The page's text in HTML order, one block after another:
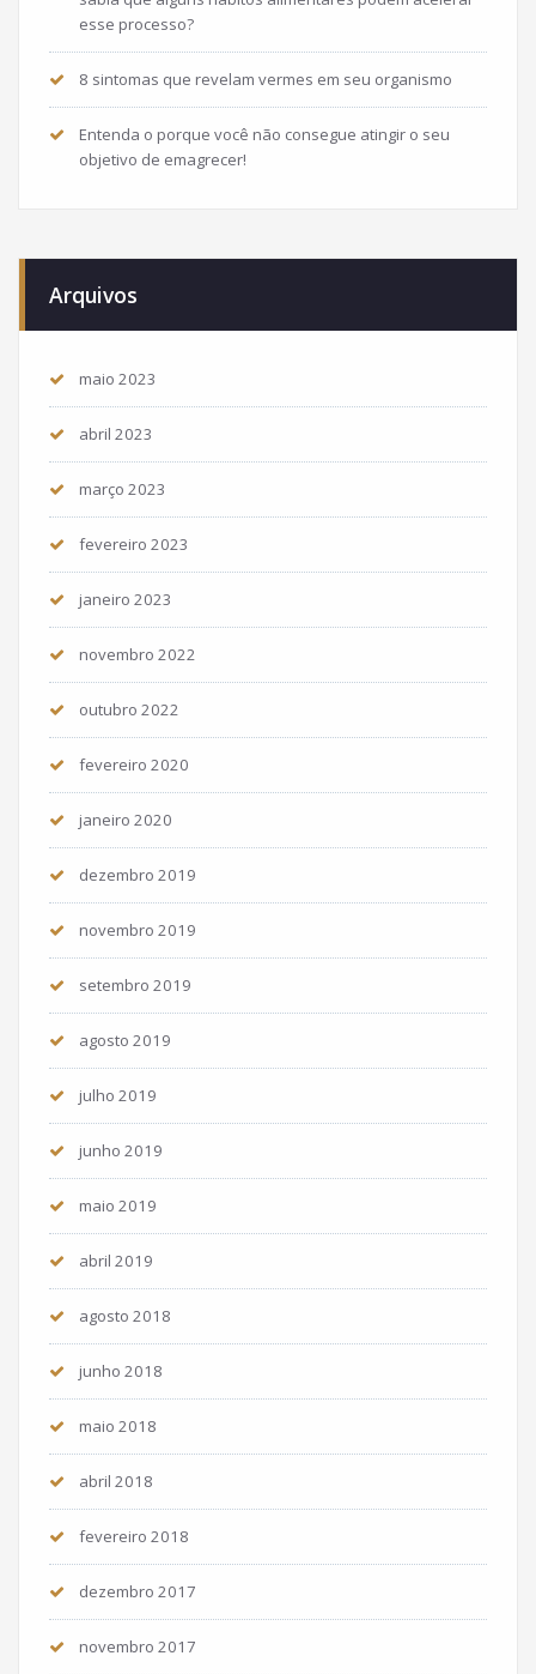
esse processo?
8 sintomas que revelam vermes em seu organismo
Entenda o porque você não consegue atingir o seu
objetivo de emagrecer!
Arquivos
maio 2023
abril 2023
março 2023
fevereiro 2023
janeiro 2023
novembro 2022
outubro 2022
fevereiro 2020
janeiro 2020
dezembro 2019
novembro 2019
setembro 2019
agosto 2019
julho 2019
junho 2019
maio 2019
abril 2019
agosto 2018
junho 2018
maio 2018
abril 2018
fevereiro 2018
dezembro 2017
novembro 2017